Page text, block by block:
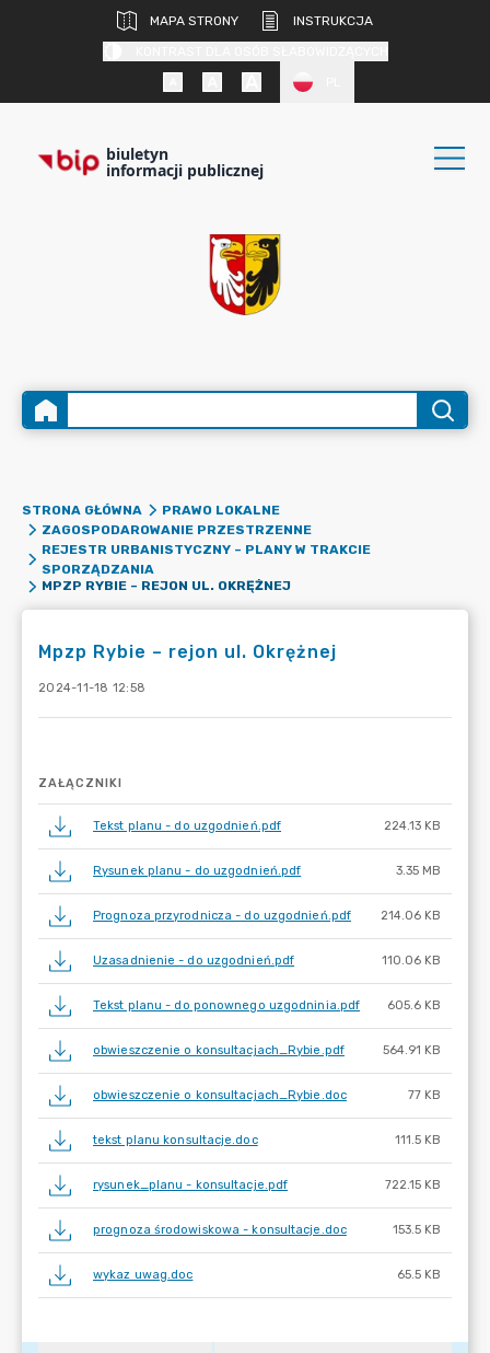
MAPA STRONY
INSTRUKCJA
biuletyn
informacji publicznej
STRONA GŁÓWNA
PRAWO LOKALNE
ZAGOSPODAROWANIE PRZESTRZENNE
REJESTR URBANISTYCZNY – PLANY W TRAKCIE
SPORZĄDZANIA
MPZP RYBIE – REJON UL. OKRĘŻNEJ
Mpzp Rybie – rejon ul. Okrężnej
2024-11-18 12:58
ZAŁĄCZNIKI
Tekst planu - do uzgodnień.pdf 224.13 KB
Rysunek planu - do uzgodnień.pdf 3.35 MB
Prognoza przyrodnicza - do uzgodnień.pdf 214.06 KB
Uzasadnienie - do uzgodnień.pdf 110.06 KB
Tekst planu - do ponownego uzgodninia.pdf 605.6 KB
obwieszczenie o konsultacjach_Rybie.pdf 564.91 KB
obwieszczenie o konsultacjach_Rybie.doc 77 KB
tekst planu konsultacje.doc 111.5 KB
rysunek_planu - konsultacje.pdf 722.15 KB
prognoza środowiskowa - konsultacje.doc 153.5 KB
wykaz uwag.doc 65.5 KB